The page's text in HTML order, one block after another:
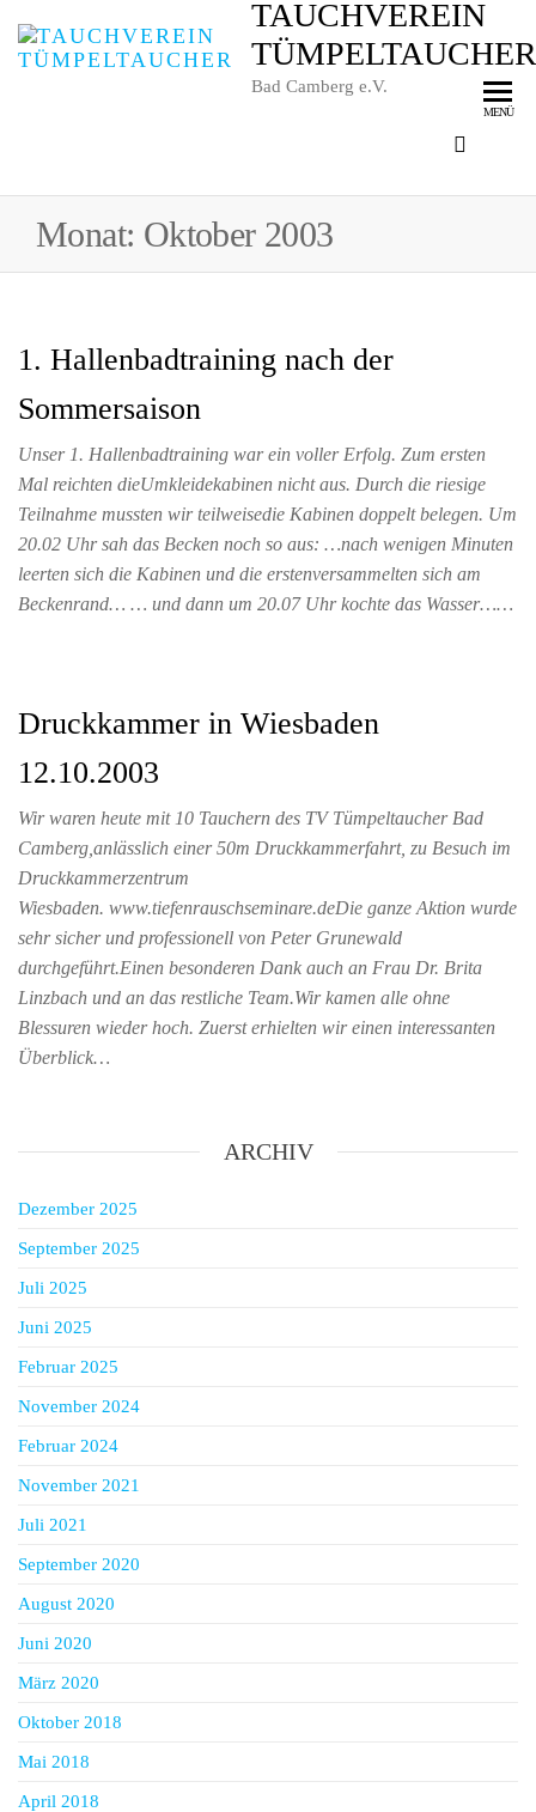
TAUCHVEREIN
TÜMPELTAUCHER
Bad Camberg e.V.
MENÜ
Monat: Oktober 2003
1. Hallenbadtraining nach der
Sommersaison
Unser 1. Hallenbadtraining war ein voller Erfolg. Zum ersten
Mal reichten dieUmkleidekabinen nicht aus. Durch die riesige
Teilnahme mussten wir teilweisedie Kabinen doppelt belegen. Um
20.02 Uhr sah das Becken noch so aus: …nach wenigen Minuten
leerten sich die Kabinen und die erstenversammelten sich am
Beckenrand… … und dann um 20.07 Uhr kochte das Wasser……
Druckkammer in Wiesbaden
12.10.2003
Wir waren heute mit 10 Tauchern des TV Tümpeltaucher Bad
Camberg,anlässlich einer 50m Druckkammerfahrt, zu Besuch im
Druckkammerzentrum
Wiesbaden. www.tiefenrauschseminare.deDie ganze Aktion wurde
sehr sicher und professionell von Peter Grunewald
durchgeführt.Einen besonderen Dank auch an Frau Dr. Brita
Linzbach und an das restliche Team.Wir kamen alle ohne
Blessuren wieder hoch. Zuerst erhielten wir einen interessanten
Überblick…
ARCHIV
Dezember 2025
September 2025
Juli 2025
Juni 2025
Februar 2025
November 2024
Februar 2024
November 2021
Juli 2021
September 2020
August 2020
Juni 2020
März 2020
Oktober 2018
Mai 2018
April 2018